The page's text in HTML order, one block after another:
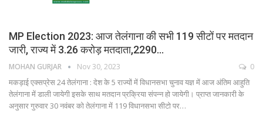
MP Election 2023: आज तेलंगाना की सभी 119 सीटों पर मतदान
जारी, राज्य में 3.26 करोड़ मतदाता,2290…
MOHAN GURJAR Nov 30, 2023 0
मकड़ाई एक्सप्रेस 24 तेलंगाना : देश के 5 राज्यों में विधानसभा चुनाव यज्ञ में आज अंतिम आहुति
तेलंगाना में डाली जायेगी इसके साथ मतदान प्रक्रिया संपन्न हो जायेगी। प्राप्त जानकारी के
अनुसार गुरुवार 30 नवंबर को तेलंगाना में 119 विधानसभा सीटो पर…